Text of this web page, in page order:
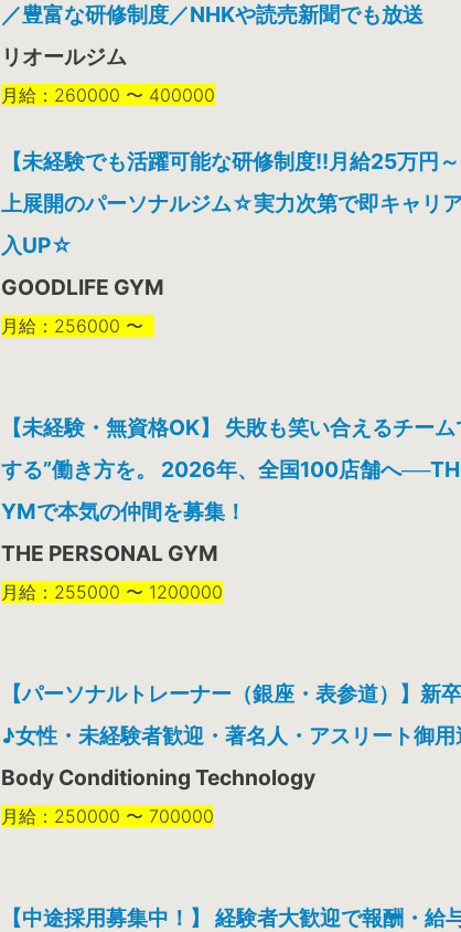
／豊富な研修制度／NHKや読売新聞でも放送
リオールジム
月給：260000 〜 400000
【未経験でも活躍可能な研修制度!!月給25万円
上展開のパーソナルジム☆実力次第で即キャリ
入UP☆
GOODLIFE GYM
月給：256000 〜
【未経験・無資格OK】 失敗も笑い合えるチー
する”働き方を。 2026年、全国100店舗へ
YMで本気の仲間を募集！
THE PERSONAL GYM
月給：255000 〜 1200000
【パーソナルトレーナー（銀座・表参道）】新
♪女性・未経験者歓迎・著名人・アスリート御用
Body Conditioning Technology
月給：250000 〜 700000
【中途採用募集中！】 経験者大歓迎で報酬・